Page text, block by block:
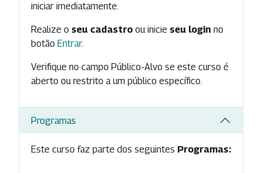
iniciar imediatamente.
Realize o seu cadastro ou inicie seu login no
botão Entrar.
Verifique no campo Público-Alvo se este curso é
aberto ou restrito a um público específico.
Programas
Este curso faz parte dos seguintes Programas: